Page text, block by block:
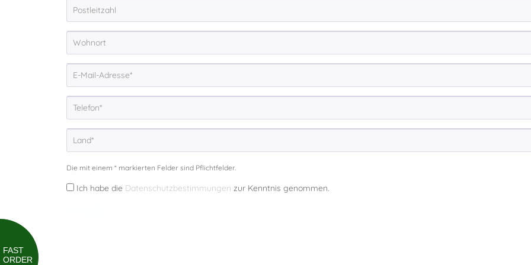
FAST
ORDER
Die mit einem * markierten Felder sind Pflichtfelder.
Ich habe die Datenschutzbestimmungen zur Kenntnis genommen.